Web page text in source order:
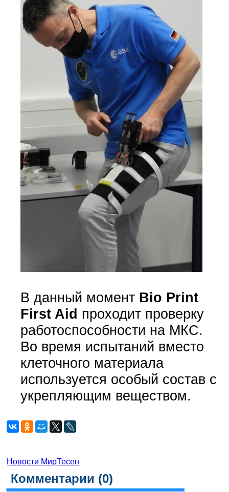
В данный момент Bio Print
First Aid проходит проверку
работоспособности на МКС.
Во время испытаний вместо
клеточного материала
используется особый состав с
укрепляющим веществом.
Новости МирТесен
Комментарии (0)